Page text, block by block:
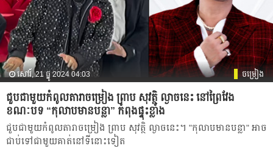
សៅរ៍, 21 ធ្នូ 2024 04:03 ចម្រៀង
ជួបជាមួយកំពូលតារាចម្រៀង ព្រាប សុវត្ថិ ល្ងាចនេះ នៅព្រៃវែង
ខណៈបទ “កុលាបមានបន្លា” កំពុងផ្ទុះខ្លាំង
ជួបជាមួយកំពូលតារាចម្រៀង ព្រាប សុវត្ថិ ល្ងាចនេះ​​។ "កុលាបមានបន្លា" អាច
ជាប់ទៅជាមួយគាត់នៅទីនោះទៀត